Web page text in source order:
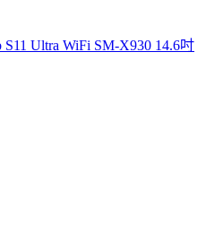
S11 Ultra WiFi SM-X930 14.6吋